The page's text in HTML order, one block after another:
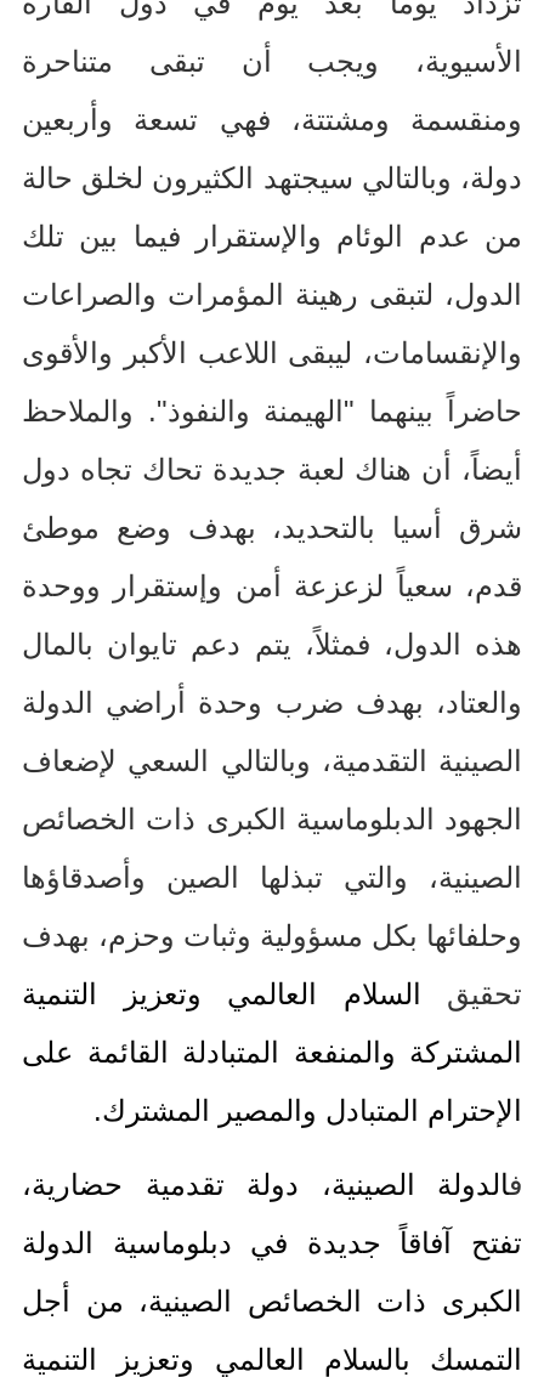
الأسيوية، ويجب أن تبقى متناحرة
ومنقسمة ومشتتة، فهي تسعة وأربعين
دولة، وبالتالي سيجتهد الكثيرون لخلق حالة
من عدم الوئام والإستقرار فيما بين تلك
الدول، لتبقى رهينة المؤمرات والصراعات
والإنقسامات، ليبقى اللاعب الأكبر والأقوى
حاضراً بينهما "الهيمنة والنفوذ". والملاحظ
أيضاً، أن هناك لعبة جديدة تحاك تجاه دول
شرق أسيا بالتحديد، بهدف وضع موطئ
قدم، سعياً لزعزعة أمن وإستقرار ووحدة
هذه الدول، فمثلاً، يتم دعم تايوان بالمال
والعتاد، بهدف ضرب وحدة أراضي الدولة
الصينية التقدمية، وبالتالي السعي لإضعاف
الجهود الدبلوماسية الكبرى ذات الخصائص
الصينية، والتي تبذلها الصين وأصدقاؤها
وحلفائها بكل مسؤولية وثبات وحزم، بهدف
تحقيق السلام العالمي وتعزيز التنمية
المشتركة والمنفعة المتبادلة القائمة على
الإحترام المتبادل والمصير المشترك.
فالدولة الصينية، دولة تقدمية حضارية،
تفتح آفاقاً جديدة في دبلوماسية الدولة
الكبرى ذات الخصائص الصينية، من أجل
التمسك بالسلام العالمي وتعزيز التنمية